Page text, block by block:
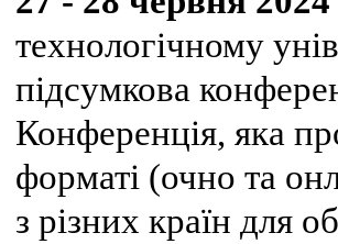
технологічному
підсумкова
Конференція, яка
форматі (очно та
з різних країн для